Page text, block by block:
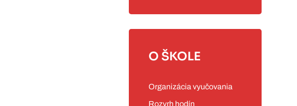
O ŠKOLE
Organizácia vyučovania
Rozvrh hodín